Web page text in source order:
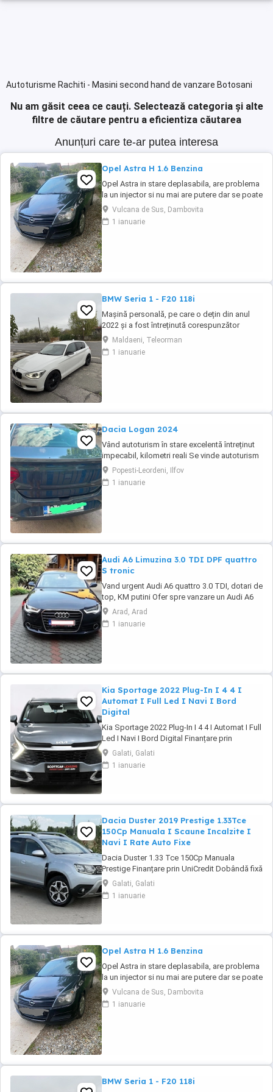
Autoturisme Rachiti - Masini second hand de vanzare Botosani
Nu am găsit ceea ce cauți. Selectează categoria și alte
filtre de căutare pentru a eficientiza căutarea
Anunțuri care te-ar putea interesa
Opel Astra H 1.6 Benzina
Opel Astra in stare deplasabila, are problema
la un injector si nu mai are putere dar se poate
deplasa, pretul este negociabil la fata locului,
masina are si instalație Gpl omologată.
Vulcana de Sus, Dambovita
1 ianuarie
BMW Seria 1 - F20 118i
Mașină personală, pe care o dețin din anul
2022 și a fost întreținută corespunzător
(revizia la 8000-9000 km). Distribuție, ambreiaj
și suspensie (telescoape, brațe+bucși)- au
fost înlocuite cu un an în urmă. Două seturi de
Maldaeni, Teleorman
1 ianuarie
Dacia Logan 2024
Vând autoturism în stare excelentă întreținut
impecabil, kilometri reali Se vinde autoturism
personal, foarte bine întreținut, folosit în
principal pentru deplasări în afara
Bucureștiului. Mașina a fost ținută permanent
Popesti-Leordeni, Ilfov
1 ianuarie
Audi A6 Limuzina 3.0 TDI DPF quattro
S tronic
Vand urgent Audi A6 quattro 3.0 TDI, dotari de
top, KM putini Ofer spre vanzare un Audi A6
importat personal din Germania in 2016
August, dotari de top, istoric revizii la zi ... km
in crestere ... In pret se ofera setul original de
Arad, Arad
1 ianuarie
Kia Sportage 2022 Plug-In I 4 4 I
Automat I Full Led I Navi I Bord
Digital
Kia Sportage 2022 Plug-In I 4 4 I Automat I Full
Led I Navi I Bord Digital Finanțare prin
UniCredit Dobândă fixă de la 7,9%* Rate fixe
pe toată perioada finanțării Aprobare rapidă
Garanție inclusă pentru autoturismele eligibile
Galati, Galati
1 ianuarie
Dacia Duster 2019 Prestige 1.33Tce
150Cp Manuala I Scaune Incalzite I
Navi I Rate Auto Fixe
Dacia Duster 1.33 Tce 150Cp Manuala
Prestige Finanțare prin UniCredit Dobândă fixă
de la 7,9%* Rate fixe pe toată perioada
finanțării Aprobare rapidă Garanție inclusă
pentru autoturismele eligibile Transport la
Galati, Galati
1 ianuarie
Opel Astra H 1.6 Benzina
Opel Astra in stare deplasabila, are problema
la un injector si nu mai are putere dar se poate
deplasa, pretul este negociabil la fata locului,
masina are si instalație Gpl omologată.
Vulcana de Sus, Dambovita
1 ianuarie
BMW Seria 1 - F20 118i